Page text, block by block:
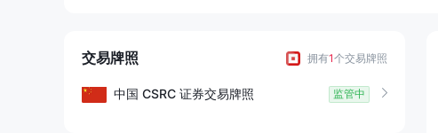
5
交易牌照 拥有1个交易牌照
中国 CSRC 证券交易牌照 监管中